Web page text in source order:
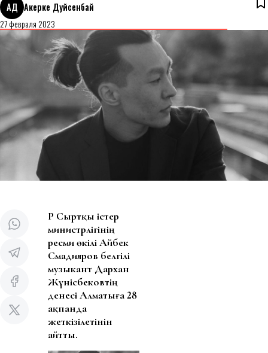
АД Акерке Дуйсенбай
27 февраля 2023
ҚР Сыртқы істер
министрлігінің
ресми өкілі Айбек
Смадияров белгілі
музыкант Дархан
Жүнісбековтің
денесі Алматыға 28
ақпанда
жеткізілетінін
айтты.